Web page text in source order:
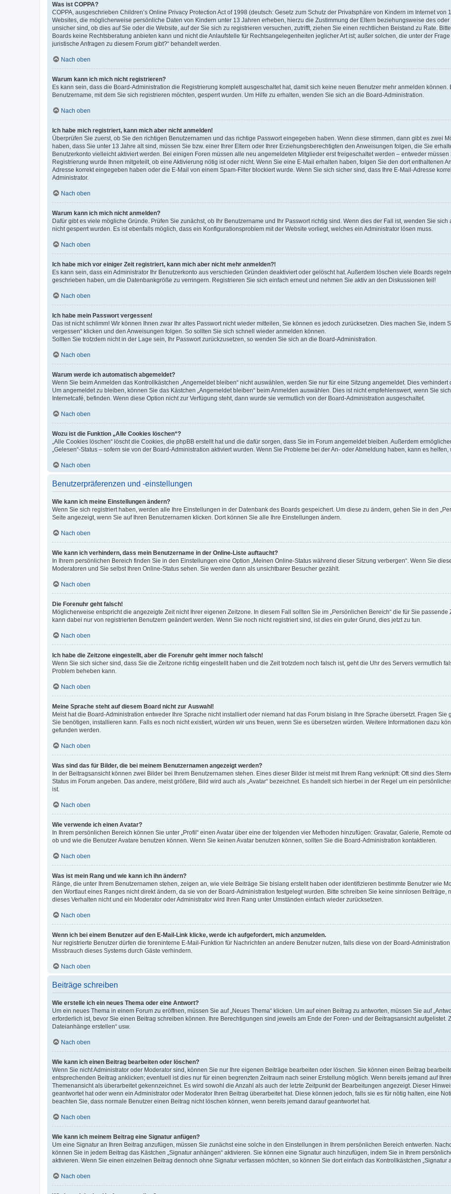
Was ist COPPA?
COPPA, ausgeschrieben Children’s Online Privacy Protection Act of 1998 (deutsch: Gesetz zum Schutz der Privatsphäre von Kindern im Internet
Websites, die möglicherweise persönliche Daten von Kindern unter 13 Jahren erheben, hierzu die Zustimmung der Eltern beziehungsweise des
unsicher sind, ob dies auf Sie oder die Website, auf der Sie sich zu registrieren versuchen, zutrifft, ziehen Sie einen rechtlichen Beistand zu Rate.
Boards keine Rechtsberatung anbieten kann und nicht die Anlaufstelle für Rechtsangelegenheiten jeglicher Art ist; außer solchen, die unter der
juristische Anfragen zu diesem Forum gibt?“ behandelt werden.
Nach oben
Warum kann ich mich nicht registrieren?
Es kann sein, dass die Board-Administration die Registrierung komplett ausgeschaltet hat, damit sich keine neuen Benutzer mehr anmelden
Benutzername, mit dem Sie sich registrieren möchten, gesperrt wurden. Um Hilfe zu erhalten, wenden Sie sich an die Board-Administration.
Nach oben
Ich habe mich registriert, kann mich aber nicht anmelden!
Überprüfen Sie zuerst, ob Sie den richtigen Benutzernamen und das richtige Passwort eingegeben haben. Wenn diese stimmen, dann gibt es zwei
haben, dass Sie unter 13 Jahre alt sind, müssen Sie bzw. einer Ihrer Eltern oder Ihrer Erziehungsberechtigten den Anweisungen folgen, die Sie
Benutzerkonto vielleicht aktiviert werden. Bei einigen Foren müssen alle neu angemeldeten Mitglieder erst freigeschaltet werden – entweder
Registrierung wurde Ihnen mitgeteilt, ob eine Aktivierung nötig ist oder nicht. Wenn Sie eine E-Mail erhalten haben, folgen Sie den dort enthaltenen
Adresse korrekt eingegeben haben oder die E-Mail von einem Spam-Filter blockiert wurde. Wenn Sie sich sicher sind, dass Ihre E-Mail-Adresse
Administrator.
Nach oben
Warum kann ich mich nicht anmelden?
Dafür gibt es viele mögliche Gründe. Prüfen Sie zunächst, ob Ihr Benutzername und Ihr Passwort richtig sind. Wenn dies der Fall ist, wenden Sie
nicht gesperrt wurden. Es ist ebenfalls möglich, dass ein Konfigurationsproblem mit der Website vorliegt, welches ein Administrator lösen muss.
Nach oben
Ich habe mich vor einiger Zeit registriert, kann mich aber nicht mehr anmelden?!
Es kann sein, dass ein Administrator Ihr Benutzerkonto aus verschieden Gründen deaktiviert oder gelöscht hat. Außerdem löschen viele Boards
geschrieben haben, um die Datenbankgröße zu verringern. Registrieren Sie sich einfach erneut und nehmen Sie aktiv an den Diskussionen teil!
Nach oben
Ich habe mein Passwort vergessen!
Das ist nicht schlimm! Wir können Ihnen zwar Ihr altes Passwort nicht wieder mitteilen, Sie können es jedoch zurücksetzen. Dies machen Sie, indem
vergessen“ klicken und den Anweisungen folgen. So sollten Sie sich schnell wieder anmelden können.
Sollten Sie trotzdem nicht in der Lage sein, Ihr Passwort zurückzusetzen, so wenden Sie sich an die Board-Administration.
Nach oben
Warum werde ich automatisch abgemeldet?
Wenn Sie beim Anmelden das Kontrollkästchen „Angemeldet bleiben“ nicht auswählen, werden Sie nur für eine Sitzung angemeldet. Dies
Um angemeldet zu bleiben, können Sie das Kästchen „Angemeldet bleiben“ beim Anmelden auswählen. Dies ist nicht empfehlenswert, wenn Sie
Internetcafé, befinden. Wenn diese Option nicht zur Verfügung steht, dann wurde sie vermutlich von der Board-Administration ausgeschaltet.
Nach oben
Wozu ist die Funktion „Alle Cookies löschen“?
„Alle Cookies löschen“ löscht die Cookies, die phpBB erstellt hat und die dafür sorgen, dass Sie im Forum angemeldet bleiben. Außerdem
„Gelesen“-Status – sofern sie von der Board-Administration aktiviert wurden. Wenn Sie Probleme bei der An- oder Abmeldung haben, kann es
Nach oben
Benutzerpräferenzen und -einstellungen
Wie kann ich meine Einstellungen ändern?
Wenn Sie sich registriert haben, werden alle Ihre Einstellungen in der Datenbank des Boards gespeichert. Um diese zu ändern, gehen Sie in den
Seite angezeigt, wenn Sie auf Ihren Benutzernamen klicken. Dort können Sie alle Ihre Einstellungen ändern.
Nach oben
Wie kann ich verhindern, dass mein Benutzername in der Online-Liste auftaucht?
In Ihrem persönlichen Bereich finden Sie in den Einstellungen eine Option „Meinen Online-Status während dieser Sitzung verbergen“. Wenn Sie
Moderatoren und Sie selbst Ihren Online-Status sehen. Sie werden dann als unsichtbarer Besucher gezählt.
Nach oben
Die Forenuhr geht falsch!
Möglicherweise entspricht die angezeigte Zeit nicht Ihrer eigenen Zeitzone. In diesem Fall sollten Sie im „Persönlichen Bereich“ die für Sie
kann dabei nur von registrierten Benutzern geändert werden. Wenn Sie noch nicht registriert sind, ist dies ein guter Grund, dies jetzt zu tun.
Nach oben
Ich habe die Zeitzone eingestellt, aber die Forenuhr geht immer noch falsch!
Wenn Sie sich sicher sind, dass Sie die Zeitzone richtig eingestellt haben und die Zeit trotzdem noch falsch ist, geht die Uhr des Servers vermutlich
Problem beheben kann.
Nach oben
Meine Sprache steht auf diesem Board nicht zur Auswahl!
Meist hat die Board-Administration entweder Ihre Sprache nicht installiert oder niemand hat das Forum bislang in Ihre Sprache übersetzt. Fragen
Sie benötigen, installieren kann. Falls es noch nicht existiert, würden wir uns freuen, wenn Sie es übersetzen würden. Weitere Informationen dazu
gefunden werden.
Nach oben
Was sind das für Bilder, die bei meinem Benutzernamen angezeigt werden?
In der Beitragsansicht können zwei Bilder bei Ihrem Benutzernamen stehen. Eines dieser Bilder ist meist mit Ihrem Rang verknüpft: Oft sind dies
Status im Forum angeben. Das andere, meist größere, Bild wird auch als „Avatar“ bezeichnet. Es handelt sich hierbei in der Regel um ein
ist.
Nach oben
Wie verwende ich einen Avatar?
In Ihrem persönlichen Bereich können Sie unter „Profil“ einen Avatar über eine der folgenden vier Methoden hinzufügen: Gravatar, Galerie, Remote
ob und wie die Benutzer Avatare benutzen können. Wenn Sie keinen Avatar benutzen können, sollten Sie die Board-Administration kontaktieren.
Nach oben
Was ist mein Rang und wie kann ich ihn ändern?
Ränge, die unter Ihrem Benutzernamen stehen, zeigen an, wie viele Beiträge Sie bislang erstellt haben oder identifizieren bestimmte Benutzer wie
den Wortlaut eines Ranges nicht direkt ändern, da sie von der Board-Administration festgelegt wurden. Bitte schreiben Sie keine sinnlosen
dieses Verhalten nicht und ein Moderator oder Administrator wird Ihren Rang unter Umständen einfach wieder zurücksetzen.
Nach oben
Wenn ich bei einem Benutzer auf den E-Mail-Link klicke, werde ich aufgefordert, mich anzumelden.
Nur registrierte Benutzer dürfen die foreninterne E-Mail-Funktion für Nachrichten an andere Benutzer nutzen, falls diese von der Board-
Missbrauch dieses Systems durch Gäste verhindern.
Nach oben
Beiträge schreiben
Wie erstelle ich ein neues Thema oder eine Antwort?
Um ein neues Thema in einem Forum zu eröffnen, müssen Sie auf „Neues Thema“ klicken. Um auf einen Beitrag zu antworten, müssen Sie auf
erforderlich ist, bevor Sie einen Beitrag schreiben können. Ihre Berechtigungen sind jeweils am Ende der Foren- und der Beitragsansicht aufgelistet.
Dateianhänge erstellen“ usw.
Nach oben
Wie kann ich einen Beitrag bearbeiten oder löschen?
Wenn Sie nicht Administrator oder Moderator sind, können Sie nur Ihre eigenen Beiträge bearbeiten oder löschen. Sie können einen Beitrag
entsprechenden Beitrag anklicken; eventuell ist dies nur für einen begrenzten Zeitraum nach seiner Erstellung möglich. Wenn bereits jemand auf
Themenansicht als überarbeitet gekennzeichnet. Es wird sowohl die Anzahl als auch der letzte Zeitpunkt der Bearbeitungen angezeigt. Dieser
geantwortet hat oder wenn ein Administrator oder Moderator Ihren Beitrag überarbeitet hat. Diese können jedoch, falls sie es für nötig halten, eine
beachten Sie, dass normale Benutzer einen Beitrag nicht löschen können, wenn bereits jemand darauf geantwortet hat.
Nach oben
Wie kann ich meinem Beitrag eine Signatur anfügen?
Um eine Signatur an Ihren Beitrag anzufügen, müssen Sie zunächst eine solche in den Einstellungen in Ihrem persönlichen Bereich entwerfen.
können Sie in jedem Beitrag das Kästchen „Signatur anhängen“ aktivieren. Sie können eine Signatur auch hinzufügen, indem Sie in Ihrem
aktivieren. Wenn Sie einen einzelnen Beitrag dennoch ohne Signatur verfassen möchten, so können Sie dort einfach das Kontrollkästchen „Signatur
Nach oben